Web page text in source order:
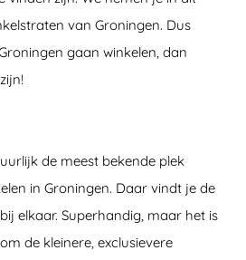
van Groningen. Dus
gaan winkelen, dan
de meest bekende plek
in Groningen. Daar vindt je de
elkaar. Superhandig, maar het is
de kleinere, exclusievere